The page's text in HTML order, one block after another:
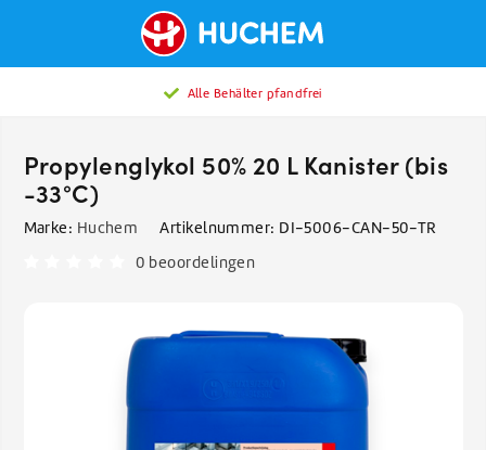
Alle Behälter pfandfrei
Propylenglykol 50% 20 L Kanister (bis
-33°C)
Marke: Huchem Artikelnummer: DI-5006-CAN-50-TR
0 beoordelingen